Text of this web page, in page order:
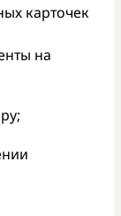
карточек
на